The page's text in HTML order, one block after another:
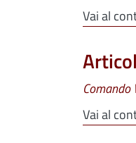
Vai al
Comando
Vai al